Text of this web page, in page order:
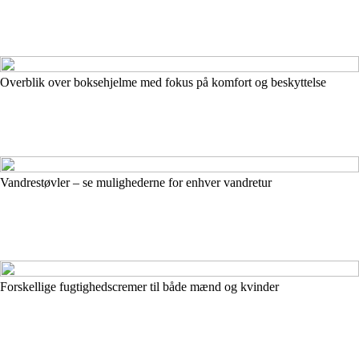
Overblik over boksehjelme med fokus på komfort og beskyttelse
Vandrestøvler – se mulighederne for enhver vandretur
Forskellige fugtighedscremer til både mænd og kvinder